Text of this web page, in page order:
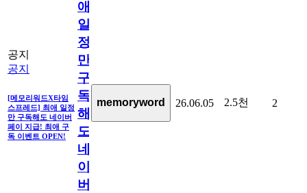
공지
공지
[메모리워드X타임
스프레드] 최애 일정
만 구독해도 네이버
페이 지급! 최애 구
독 이벤트 OPEN!
애
일
정
만
구
독
해
도
네
이
버
memoryword 26.06.05 2.5천 2